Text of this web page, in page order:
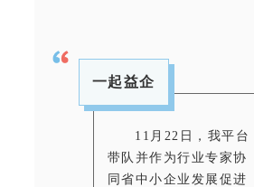
一起益企
11月22日，我平台
带队并作为行业专家协
同省中小企业发展促进